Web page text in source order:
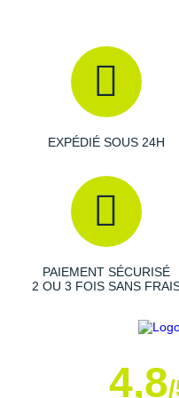
apporte du
semelle est basse
profiter de
stabilité
réalisée dans une
excellente circulation
épouse parfaitement
mainteniridéalement.
dotés d'un léger
avec le moins de
sans douleur vos
Semelle extérieure:
EXPÉDIÉ SOUS 24H
PAIEMENT SÉCURISÉ
2 OU 3 FOIS SANS
4,8